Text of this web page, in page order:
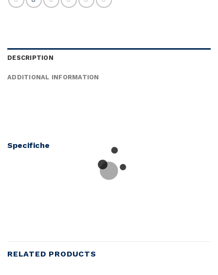
DESCRIPTION
ADDITIONAL INFORMATION
Specifiche
RELATED PRODUCTS